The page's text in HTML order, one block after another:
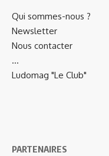
Qui sommes-nous ?
Newsletter
Nous contacter
…
Ludomag "Le Club"
PARTENAIRES